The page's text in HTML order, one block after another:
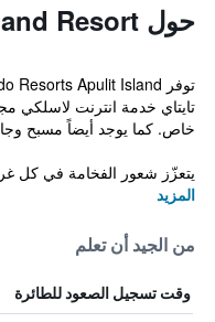
حول El Nido Apulit Island Resort
تايتاي خدمة انترنت لاسلكي
خاص. كما يوجد أيضاً مسبح
يتعزّز شعور الفخامة في كل
المزيد
من الجيد أن تعلم
وقت تسجيل الصعود للطائرة